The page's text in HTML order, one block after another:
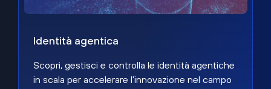
Identità agentica
Scopri, gestisci e controlla le identità agentiche
in scala per accelerare l'innovazione nel campo